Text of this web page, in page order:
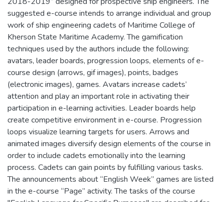
suggested e-course intends to arrange individual and group
work of ship engineering cadets of Maritime College of
Kherson State Maritime Academy. The gamification
techniques used by the authors include the following:
avatars, leader boards, progression loops, elements of e-
course design (arrows, gif images), points, badges
(electronic images), games. Avatars increase cadets’
attention and play an important role in activating their
participation in e-learning activities. Leader boards help
create competitive environment in e-course. Progression
loops visualize learning targets for users. Arrows and
animated images diversify design elements of the course in
order to include cadets emotionally into the learning
process. Cadets can gain points by fulfilling various tasks.
The announcements about “English Week” games are listed
in the e-course “Page” activity. The tasks of the course